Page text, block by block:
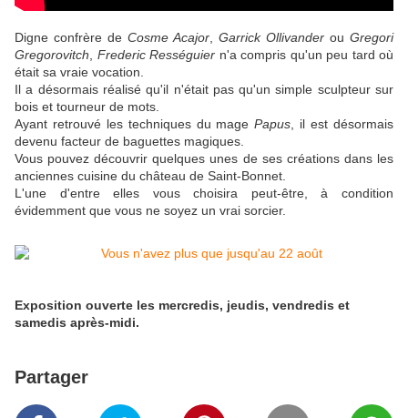
Digne confrère de Cosme Acajor Garrick Ollivander ou Gregori
Gregorovitch
Frederic Rességuier n'a compris qu'un peu tard où
était sa vraie vocation.
Il a désormais réalisé qu'il n'était pas qu'un simple sculpteur sur
bois et tourneur de mots.
Ayant retrouvé les techniques du magePapus , il est désormais
devenu facteur de baguettes magiques.
Vous pouvez découvrir quelques unes de ses créations dans les
anciennes cuisine du château de Saint-Bonnet.
L'une d'entre elles vous choisira peut-être, à condition
évidemment que vous ne soyez un vrai sorcier.
Exposition ouverte les mercredis, jeudis, vendredis et
samedis après-midi.
Partager